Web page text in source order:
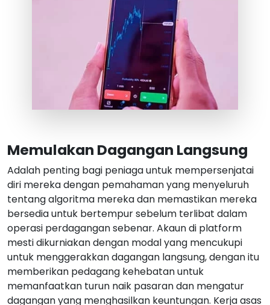
Memulakan Dagangan Langsung
Adalah penting bagi peniaga untuk mempersenjatai
diri mereka dengan pemahaman yang menyeluruh
tentang algoritma mereka dan memastikan mereka
bersedia untuk bertempur sebelum terlibat dalam
operasi perdagangan sebenar. Akaun di platform
mesti dikurniakan dengan modal yang mencukupi
untuk menggerakkan dagangan langsung, dengan itu
memberikan pedagang kehebatan untuk
memanfaatkan turun naik pasaran dan mengatur
dagangan yang menghasilkan keuntungan. Kerja asas